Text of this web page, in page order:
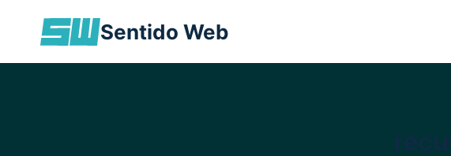
Sentido Web